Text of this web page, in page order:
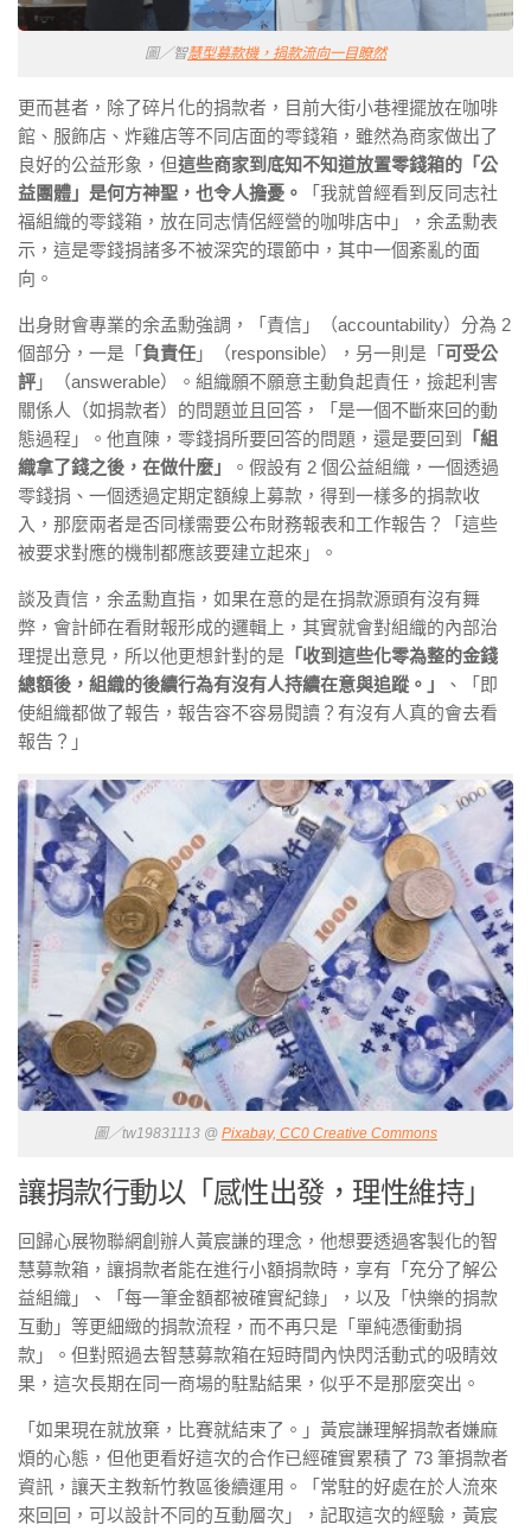
圖／智慧型募款機，捐款流向一目瞭然
更而甚者，除了碎片化的捐款者，目前大街小巷裡擺放在咖啡
館、服飾店、炸雞店等不同店面的零錢箱，雖然為商家做出了
良好的公益形象，但這些商家到底知不知道放置零錢箱的「公
益團體」是何方神聖，也令人擔憂。
「我就曾經看到反同志社
福組織的零錢箱，放在同志情侶經營的咖啡店中」，余孟勳表
示，這是零錢捐諸多不被深究的環節中，其中一個紊亂的面
向。
出身財會專業的余孟勳強調，「責信」（accountability）分為 2
個部分，一是「 負責任 」（responsible），另一則是「 可受公
評 」（answerable）。組織願不願意主動負起責任，撿起利害
關係人（如捐款者）的問題並且回答，「是一個不斷來回的動
態過程」。他直陳，零錢捐所要回答的問題，還是要回到
「組
織拿了錢之後，在做什麼」
。假設有 2 個公益組織，一個透過
零錢捐、一個透過定期定額線上募款，得到一樣多的捐款收
入，那麼兩者是否同樣需要公布財務報表和工作報告？「這些
被要求對應的機制都應該要建立起來」。
談及責信，余孟勳直指，如果在意的是在捐款源頭有沒有舞
弊，會計師在看財報形成的邏輯上，其實就會對組織的內部治
理提出意見，所以他更想針對的是 「收到這些化零為整的金錢
總額後，組織的後續行為有沒有人持續在意與追蹤。」
、「即
使組織都做了報告，報告容不容易閱讀？有沒有人真的會去看
報告？」
圖／tw19831113 @ Pixabay, CC0 Creative Commons
讓捐款行動以「感性出發，理性維持」
回歸心展物聯網創辦人黃宸謙的理念，他想要透過客製化的智
慧募款箱，讓捐款者能在進行小額捐款時，享有「充分了解公
益組織」、「每一筆金額都被確實紀錄」，以及「快樂的捐款
互動」等更細緻的捐款流程，而不再只是「單純憑衝動捐
款」。但對照過去智慧募款箱在短時間內快閃活動式的吸睛效
果，這次長期在同一商場的駐點結果，似乎不是那麼突出。
「如果現在就放棄，比賽就結束了。」黃宸謙理解捐款者嫌麻
煩的心態，但他更看好這次的合作已經確實累積了 73 筆捐款者
資訊，讓天主教新竹教區後續運用。「常駐的好處在於人流來
來回回，可以設計不同的互動層次」，記取這次的經驗，黃宸